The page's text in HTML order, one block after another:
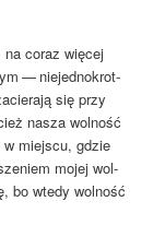
na coraz wię­cej
— nie­jed­no­krot­
się przy
nasza wol­ność
miej­scu, gdzie
mojej wol­
bo wte­dy wol­ność